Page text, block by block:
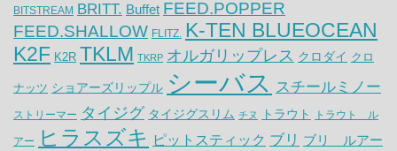
BITSTREAM BRITT. Buffet FEED.POPPER
FEED.SHALLOW FLITZ.
K-TEN BLUEOCEAN
K2F K2R TKLM TKRP オルガリップレス クロダイ クロ
ナッツ ショアーズリップル シーバス スチールミノー
ストリーマー タイジグ タイジグスリム チヌ トラウト トラウト ル
アー ヒラスズキ ピットスティック ブリ ブリ ルアー